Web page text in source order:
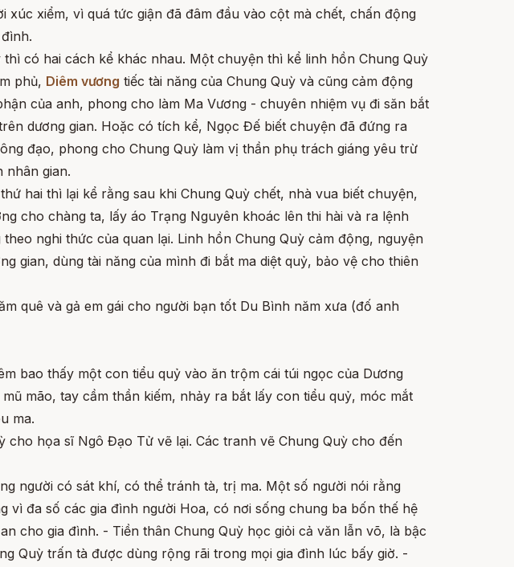
xúc xiểm, vì quá tức giận đã đâm đầu vào cột mà chết, chấn động
có hai cách kể khác nhau. Một chuyện thì kể linh hồn Chung Quỳ
phủ, Diêm vương tiếc tài năng của Chung Quỳ và cũng cảm động
của anh, phong cho làm Ma Vương - chuyên nhiệm vụ đi săn bắt
dương gian. Hoặc có tích kể, Ngọc Đế biết chuyện đã đứng ra
đạo, phong cho Chung Quỳ làm vị thần phụ trách giáng yêu trừ
nhân gian.
hai thì lại kể rằng sau khi Chung Quỳ chết, nhà vua biết chuyện,
cho chàng ta, lấy áo Trạng Nguyên khoác lên thi hài và ra lệnh
theo nghi thức của quan lại. Linh hồn Chung Quỳ cảm động, nguyện
gian, dùng tài năng của mình đi bắt ma diệt quỷ, bảo vệ cho thiên
quê và gả em gái cho người bạn tốt Du Bình năm xưa (đố anh
bao thấy một con tiểu quỷ vào ăn trộm cái túi ngọc của Dương
mão, tay cầm thần kiếm, nhảy ra bắt lấy con tiểu quỷ, móc mắt
ma.
họa sĩ Ngô Đạo Tử vẽ lại. Các tranh vẽ Chung Quỳ cho đến
người có sát khí, có thể tránh tà, trị ma. Một số người nói rằng
vì đa số các gia đình người Hoa, có nơi sống chung ba bốn thế hệ
cho gia đình. - Tiền thân Chung Quỳ học giỏi cả văn lẫn võ, là bậc
Quỳ trấn tà được dùng rộng rãi trong mọi gia đình lúc bấy giờ. -